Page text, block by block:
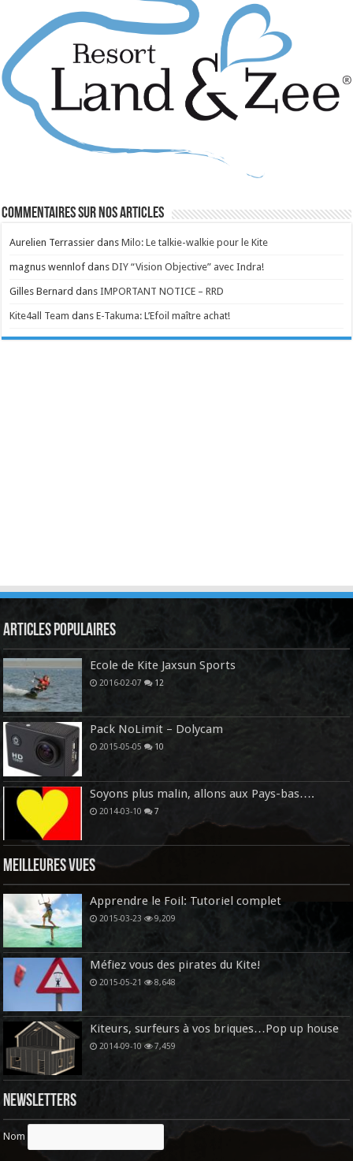
Commentaires sur nos articles
Aurelien Terrassier dansMilo: Le talkie-walkie pour le Kite
magnus wennlof dansDIY “Vision Objective” avec Indra!
Gilles Bernard dansIMPORTANT NOTICE – RRD
Kite4all Team dansE-Takuma: L’Efoil maître achat!
Articles Populaires
Ecole de Kite Jaxsun Sports
2016-02-07 12
Pack NoLimit – Dolycam
2015-05-05 10
Soyons plus malin, allons aux Pays-bas….
2014-03-10 7
Meilleures vues
Apprendre le Foil: Tutoriel complet
2015-03-23 9,209
Méfiez vous des pirates du Kite!
2015-05-21 8,648
Kiteurs, surfeurs à vos briques…Pop up house
2014-09-10 7,459
Newsletters
Nom